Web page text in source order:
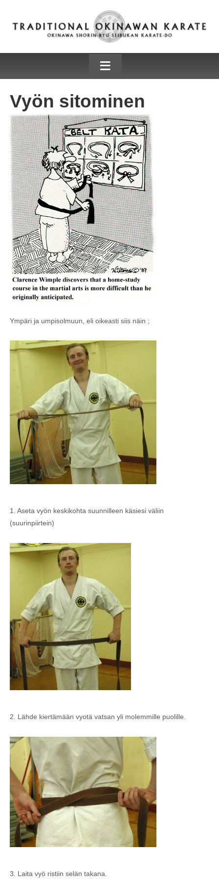
≡
Vyön sitominen
Ympäri ja umpisolmuun, eli oikeasti siis näin ;
1. Aseta vyön keskikohta suunnilleen käsiesi väliin
(suurinpiirtein)
2. Lähde kiertämään vyotä vatsan yli molemmille puolille.
3. Laita vyö ristiin selän takana.